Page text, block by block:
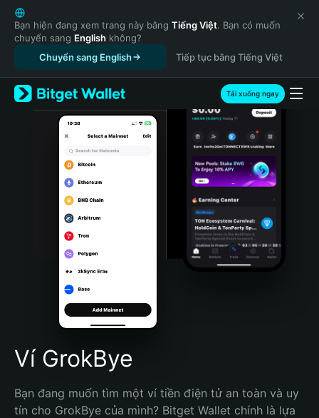
English
日本語
Tiếng Việt
Русский
Español (Latinoamérica)
Türkçe
Italiano
Português (Portugal)
Bahasa Indonesia
Português (Brasil)
Español (Argentina)
Bạn hiện đang xem trang này bằng Tiếng Việt. Bạn có muốn
chuyển sang English không?
Chuyển sang English
Tiếp tục bằng Tiếng Việt
Tải xuống ngay
Ví GrokBye
Bạn đang muốn tìm một ví tiền điện tử an toàn và uy
tín cho GrokBye của mình? Bitget Wallet chính là lựa